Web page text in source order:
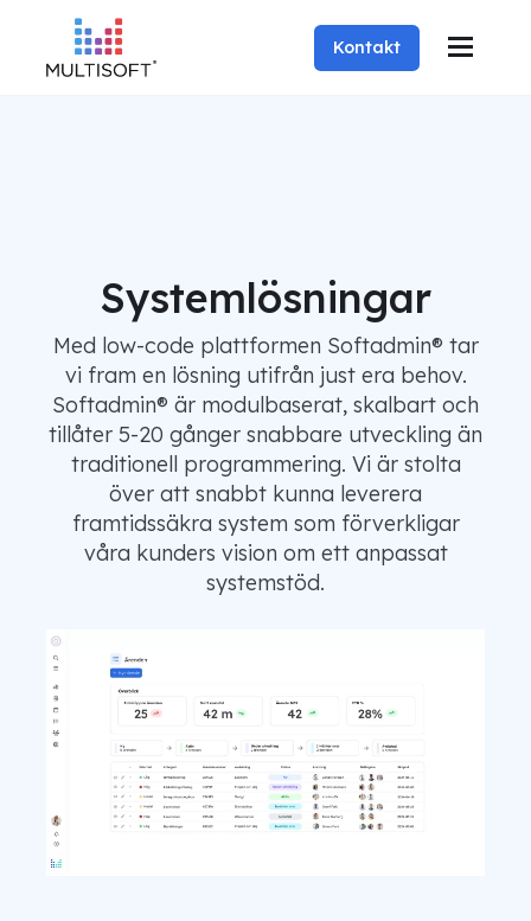
Kontakt
Systemlösningar
Med low-code plattformen Softadmin® tar
vi fram en lösning utifrån just era behov.
Softadmin® är modulbaserat, skalbart och
tillåter 5-20 gånger snabbare utveckling än
traditionell programmering. Vi är stolta
över att snabbt kunna leverera
framtidssäkra system som förverkligar
våra kunders vision om ett anpassat
systemstöd.